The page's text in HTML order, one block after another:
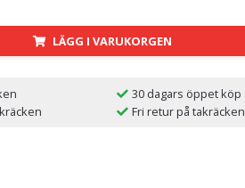
LÄGG I VARUKORGEN
30 dagars öppet köp
Fri retur på takräcken